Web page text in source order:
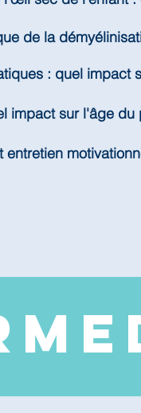
de la
: quel impact
impact sur l'âge